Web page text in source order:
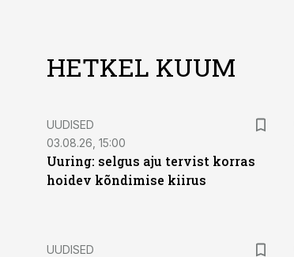
HETKEL KUUM
UUDISED
03.08.26, 15:00
Uuring: selgus aju tervist korras
hoidev kõndimise kiirus
UUDISED